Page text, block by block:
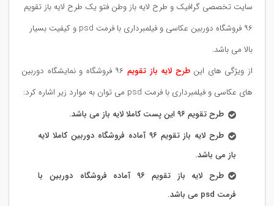
سایت تخصصی گرافیک و طرح لایه باز وطن فتو یک طرح لایه باز تقویم
۹۶ فروشگاه دوربین عکاسی و فیلمبرداری با فرمت psd و کیفیت بسیار
بالا می باشد.
از ویژگی های اینطرح لایه باز تقویم
۹۶ فروشگاه و نمایشگاه دوربین
های عکاسی و فیلمبرداری با فرمت psd می توان به موارد زیر اشاره کرد:
طرح تقویم ۹۶ این پست کاملا لایه باز می باشد.
طرح لایه باز تقویم ۹۶ آماده فروشگاه دوربین کاملا لایه
باز می باشد.
طرح لایه باز تقویم ۹۶ آماده فروشگاه دوربین با
فرمت psd می باشد.